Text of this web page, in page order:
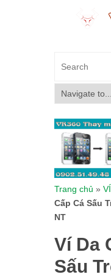
Trang chủ »
Cấp Cá Sấu
NT
Ví Da
Sấu